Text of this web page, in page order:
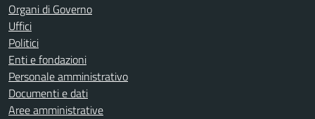
Organi di Governo
Uffici
Politici
Enti e fondazioni
Personale amministrativo
Documenti e dati
Aree amministrative